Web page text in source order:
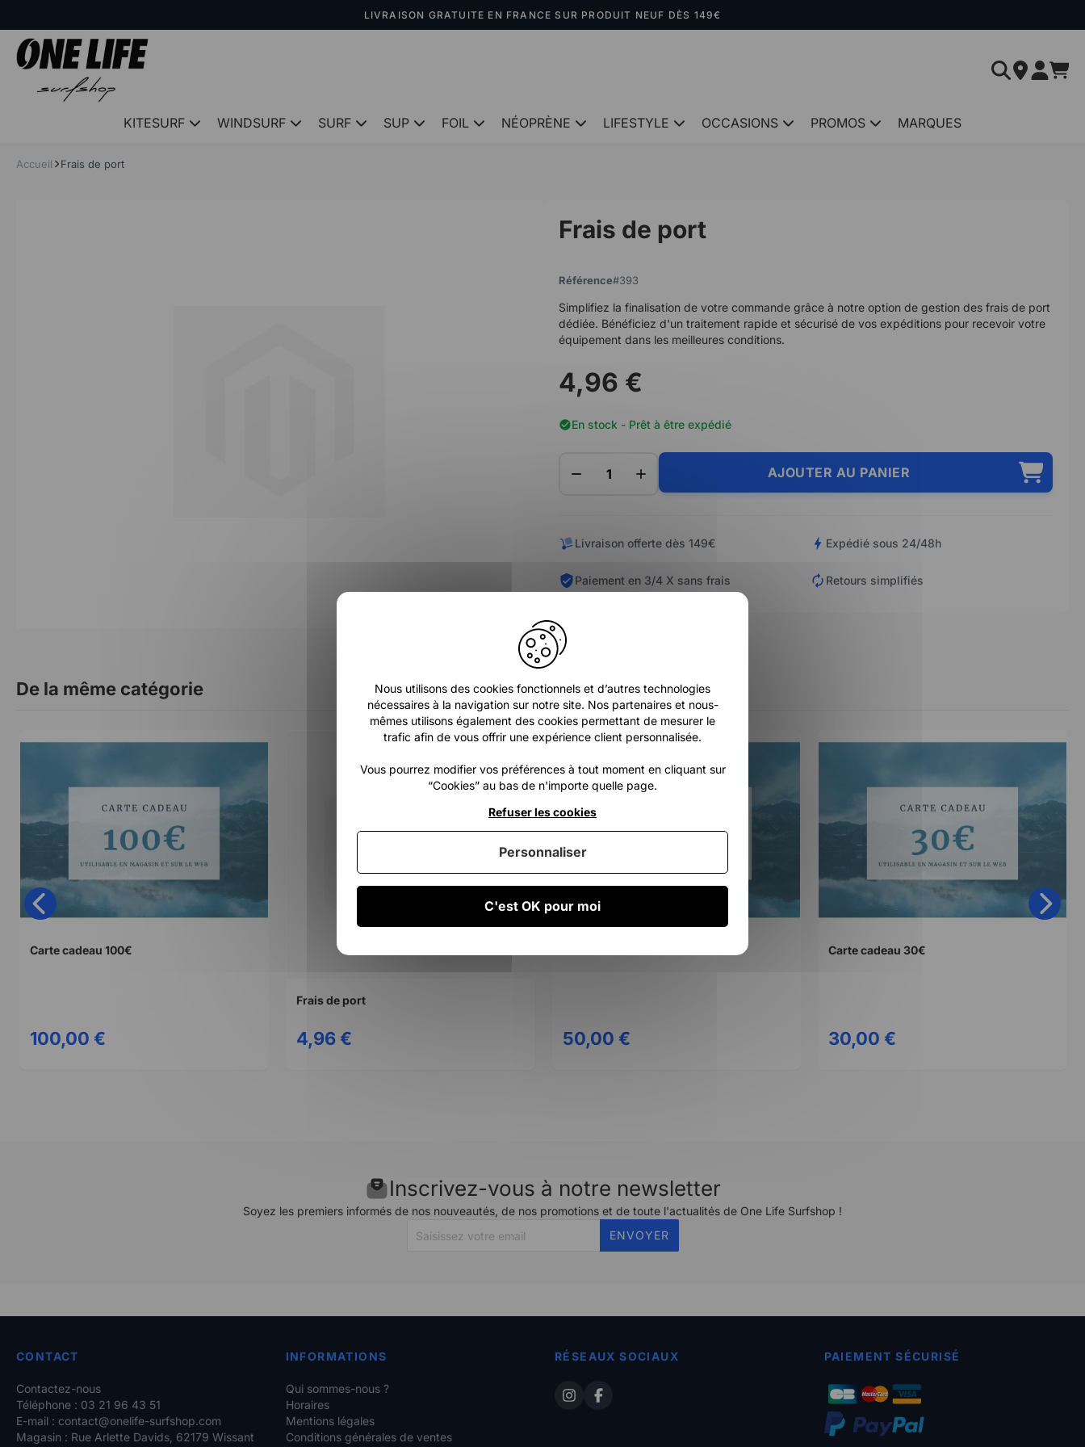
LIVRAISON GRATUITE EN FRANCE SUR PRODUIT NEUF DÈS 149€
KITESURF WINDSURF SURF SUP FOIL NÉOPRÈNE LIFESTYLE OCCASIONS PROMOS MARQUES
Accueil Frais de port
Frais de port
Référence 393
Simplifiez la finalisation de votre commande grâce à notre option de gestion des frais de port
dédiée. Bénéficiez d'un traitement rapide et sécurisé de vos expéditions pour recevoir votre
équipement dans les meilleures conditions.
4,96 €
En stock - Prêt à être expédié
AJOUTER AU PANIER
Livraison offerte dès 149€ Expédié sous 24/48h
Paiement en 3/4 X sans frais Retours simplifiés
De la même catégorie
Carte cadeau 100€
100,00 €
Frais de port
4,96 € 50,00 €
Carte cadeau 30€
30,00 €
Inscrivez-vous à notre newsletter
Soyez les premiers informés de nos nouveautés, de nos promotions et de toute l'actualités de One Life Surfshop !
ENVOYER
CONTACT
Contactez-nous
Téléphone : 03 21 96 43 51
E-mail : contact@onelife-surfshop.com
Magasin : Rue Arlette Davids, 62179 Wissant
INFORMATIONS
Qui sommes-nous ?
Horaires
Mentions légales
Conditions générales de ventes
RÉSEAUX SOCIAUX PAIEMENT SÉCURISÉ
Nous utilisons des cookies fonctionnels et d’autres technologies
nécessaires à la navigation sur notre site. Nos partenaires et nous-
mêmes utilisons également des cookies permettant de mesurer le
trafic afin de vous offrir une expérience client personnalisée.
Vous pourrez modifier vos préférences à tout moment en cliquant sur
“Cookies” au bas de n'importe quelle page.
C'est OK pour moi
Refuser les cookies
Personnaliser